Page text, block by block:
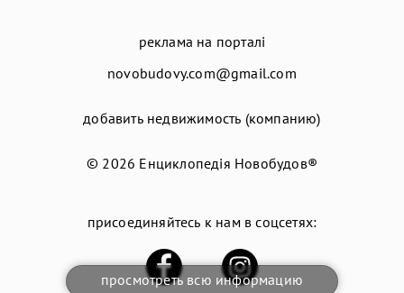
просмотреть всю информацию
реклама на порталі
novobudovy.com@gmail.com
добавить недвижимость (компанию)
© 2026 Енциклопедія Новобудов®
присоединяйтесь к нам в соцсетях: